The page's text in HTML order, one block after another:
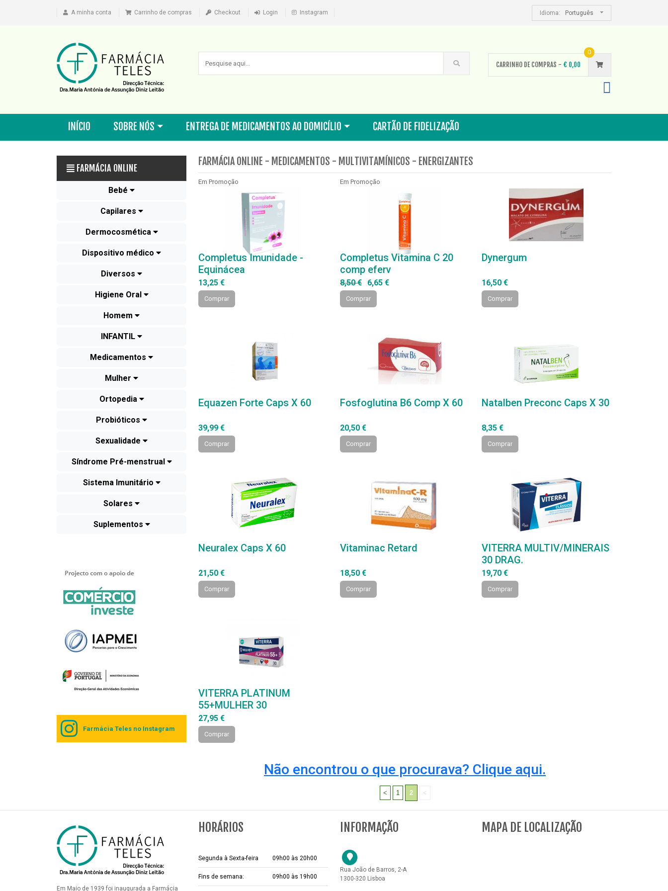
A minha conta Carrinho de compras Checkout Login Instagram Idioma: Português
CARRINHO DE COMPRAS - € 0,00
0
INÍCIO SOBRE NÓS ENTREGA DE MEDICAMENTOS AO DOMICÍLIO CARTÃO DE FIDELIZAÇÃO
FARMÁCIA ONLINE
Bebé
Capilares
Dermocosmética
Dispositivo médico
Diversos
Higiene Oral
Homem
INFANTIL
Medicamentos
Mulher
Ortopedia
Probióticos
Sexualidade
Síndrome Pré-menstrual
Sistema Imunitário
Solares
Suplementos
Farmácia Teles no Instagram
FARMÁCIA ONLINE - MEDICAMENTOS - MULTIVITAMÍNICOS - ENERGIZANTES
Em Promoção
Completus Imunidade -
Equinácea
13,25 €
Comprar
Em Promoção
Completus Vitamina C 20
comp eferv
8,50 € 6,65 €
Comprar
Dynergum
16,50 €
Comprar
Equazen Forte Caps X 60
39,99 €
Comprar
Fosfoglutina B6 Comp X 60
20,50 €
Comprar
Natalben Preconc Caps X 30
8,35 €
Comprar
Neuralex Caps X 60
21,50 €
Comprar
Vitaminac Retard
18,50 €
Comprar
VITERRA MULTIV/MINERAIS
30 DRAG.
19,70 €
Comprar
VITERRA PLATINUM
55+MULHER 30
27,95 €
Comprar
Não encontrou o que procurava? Clique aqui.
< 1 2 <
Em Maio de 1939 foi inaugurada a Farmácia
HORÁRIOS
Segunda à Sexta-feira 09h00 às 20h00
Fins de semana: 09h00 às 19h00
INFORMAÇÃO
Rua João de Barros, 2-A
1300-320 Lisboa
MAPA DE LOCALIZAÇÃO